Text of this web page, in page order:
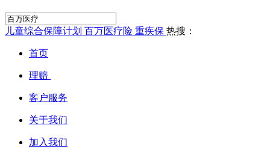
儿童综合保障计划 百万医疗险 重疾保 热搜：
首页
理赔
客户服务
关于我们
加入我们